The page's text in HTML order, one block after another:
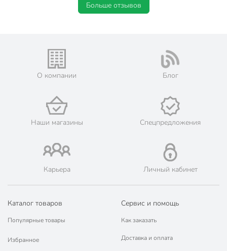
25
с резинкой
спортивный
Количество пар
1 пара
Высота носков
средний
Артикул производителя
Д5601
Габариты упаковки
2 x 11 x 25 см
Больше отзывов
О компании Блог
Наши магазины Спецпредложения
Карьера Личный кабинет
Каталог товаров
Популярные товары
Избранное
Сервис и помощь
Как заказать
Доставка и оплата